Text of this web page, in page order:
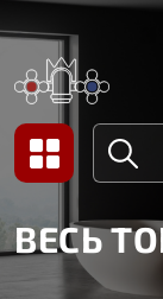
ВЕСЬ